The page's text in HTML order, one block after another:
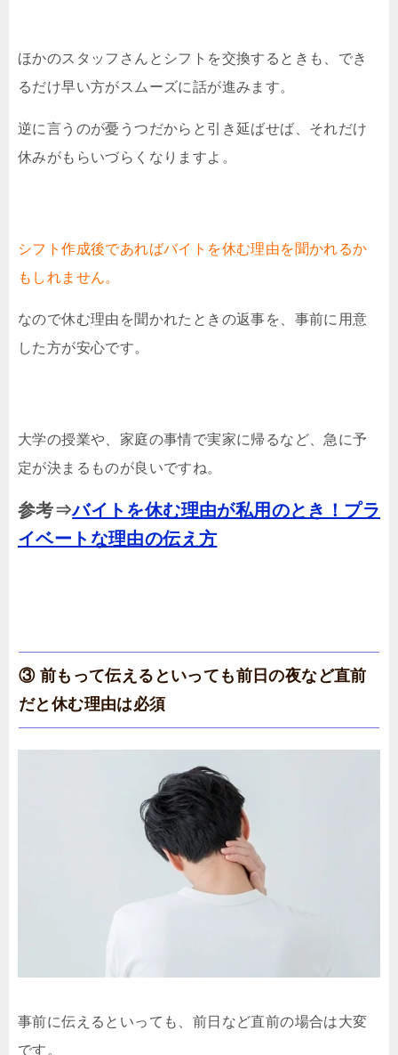
ほかのスタッフさんとシフトを交換するときも、でき
るだけ早い方がスムーズに話が進みます。
逆に言うのが憂うつだからと引き延ばせば、それだけ
休みがもらいづらくなりますよ。
シフト作成後であればバイトを休む理由を聞かれるか
もしれません。
なので休む理由を聞かれたときの返事を、事前に用意
した方が安心です。
大学の授業や、家庭の事情で実家に帰るなど、急に予
定が決まるものが良いですね。
参考⇒バイトを休む理由が私用のとき！プラ
イベートな理由の伝え方
③ 前もって伝えるといっても前日の夜など直前
だと休む理由は必須
事前に伝えるといっても、前日など直前の場合は大変
です。